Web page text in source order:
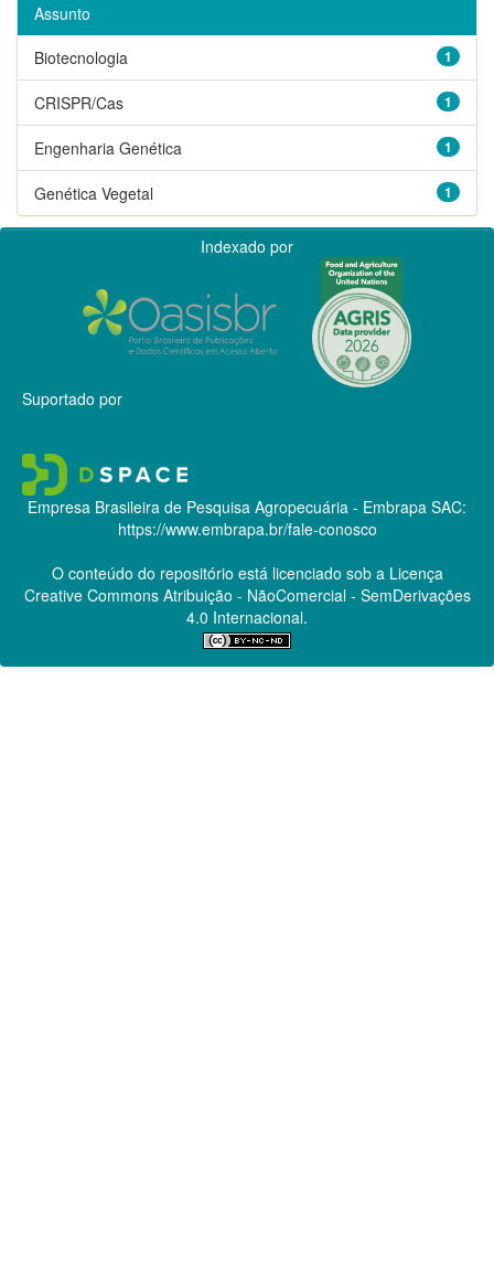
Assunto
1
Biotecnologia
1
CRISPR/Cas
1
Engenharia Genética
1
Genética Vegetal
Indexado por
Suportado por
Empresa Brasileira de Pesquisa Agropecuária - Embrapa SAC:
https://www.embrapa.br/fale-conosco
O conteúdo do repositório está licenciado sob a Licença
Creative CommonsAtribuição - NãoComercial - SemDerivações
4.0 Internacional.